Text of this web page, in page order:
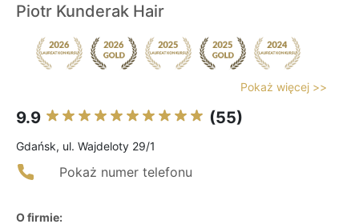
Piotr Kunderak Hair
Pokaż więcej >>
9.9 (55)
Gdańsk, ul. Wajdeloty 29/1
Pokaż numer telefonu
O firmie: